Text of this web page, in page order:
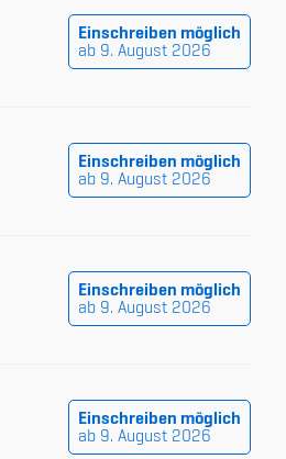
Einschreiben möglich
ab 9. August 2026
Einschreiben möglich
ab 9. August 2026
Einschreiben möglich
ab 9. August 2026
Einschreiben möglich
ab 9. August 2026